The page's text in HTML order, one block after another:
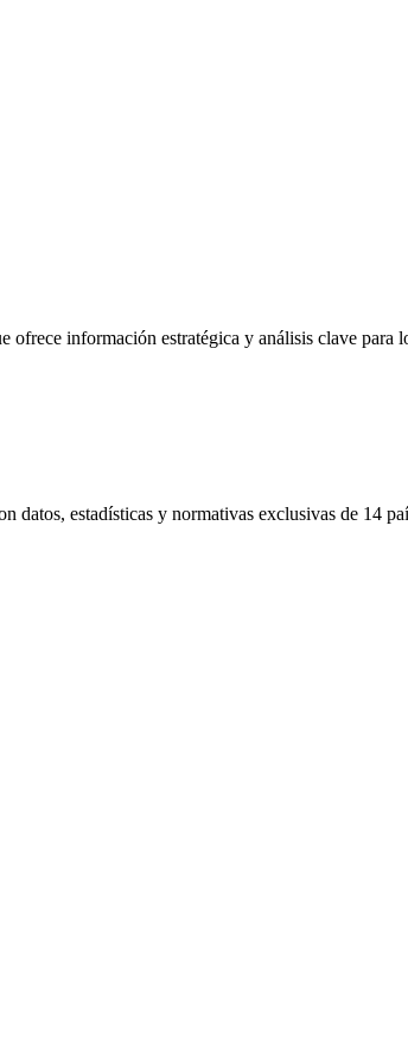
información estratégica y análisis clave para
estadísticas y normativas exclusivas de 14